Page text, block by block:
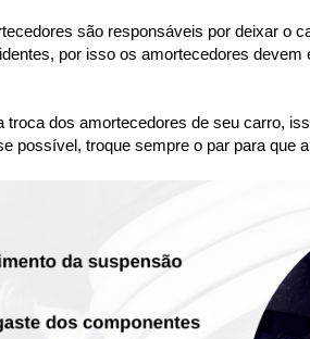
são responsáveis por deixar o
por isso os amortecedores
dos amortecedores de seu carro,
possível, troque sempre o par para que